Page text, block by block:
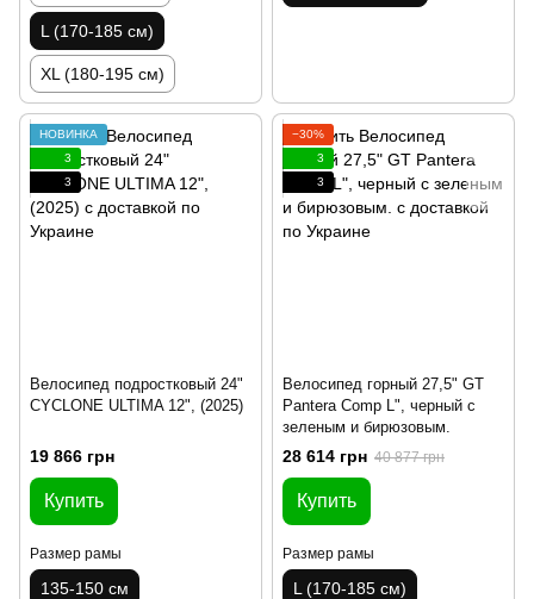
L (170-185 см)
XL (180-195 см)
НОВИНКА
3
3
Велосипед подростковый 24"
CYCLONE ULTIMA 12", (2025)
19 866 грн
Купить
Размер рамы
135-150 см
−30%
3
3
Велосипед горный 27,5" GT
Pantera Comp L", черный с
зеленым и бирюзовым.
28 614 грн 40 877 грн
Купить
Размер рамы
L (170-185 см)